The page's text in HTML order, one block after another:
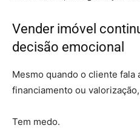
Vender imóvel
decisão emocional
Mesmo quando o cliente fala
financiamento ou
Tem medo.